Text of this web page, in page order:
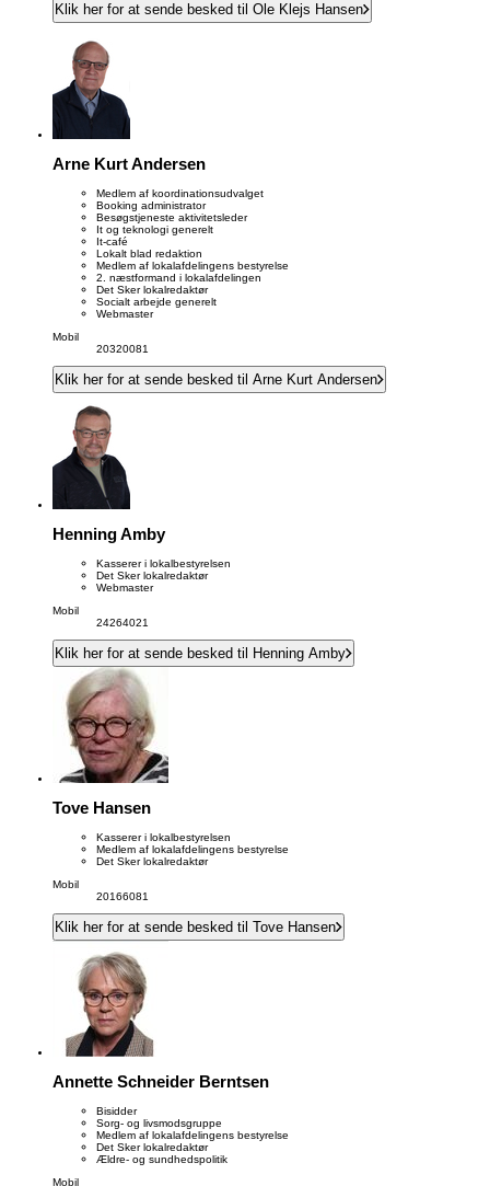
Klik her for at sende besked til Ole Klejs Hansen
Arne Kurt Andersen
Medlem af koordinationsudvalget
Booking administrator
Besøgstjeneste aktivitetsleder
It og teknologi generelt
It-café
Lokalt blad redaktion
Medlem af lokalafdelingens bestyrelse
2. næstformand i lokalafdelingen
Det Sker lokalredaktør
Socialt arbejde generelt
Webmaster
Mobil
20320081
Klik her for at sende besked til Arne Kurt Andersen
Henning Amby
Kasserer i lokalbestyrelsen
Det Sker lokalredaktør
Webmaster
Mobil
24264021
Klik her for at sende besked til Henning Amby
Tove Hansen
Kasserer i lokalbestyrelsen
Medlem af lokalafdelingens bestyrelse
Det Sker lokalredaktør
Mobil
20166081
Klik her for at sende besked til Tove Hansen
Annette Schneider Berntsen
Bisidder
Sorg- og livsmodsgruppe
Medlem af lokalafdelingens bestyrelse
Det Sker lokalredaktør
Ældre- og sundhedspolitik
Mobil